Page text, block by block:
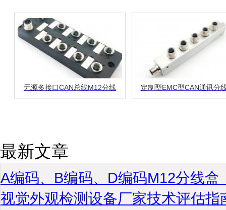
无源多接口CAN总线M12分线 定制型EMC型CAN通讯分
最新文章
A编码、B编码、D编码M12分线盒
视觉外观检测设备厂家技术评估指